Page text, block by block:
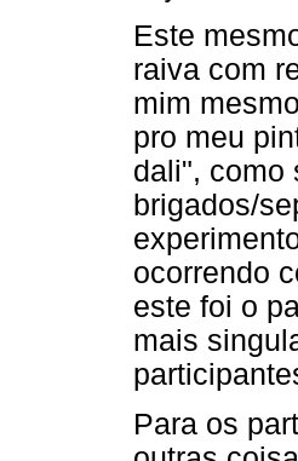
Este
raiva com
mim
pro meu
dali", como
brigados/
ocorrendo
este foi o
mais
Para os